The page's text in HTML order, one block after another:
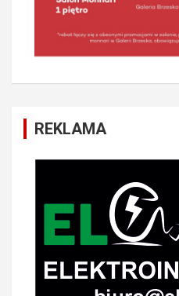
REKLAMA